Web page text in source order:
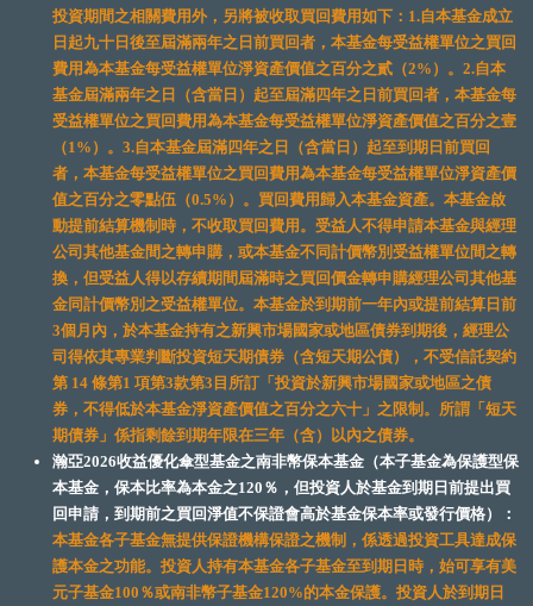
投資期間之相關費用外，另將被收取買回費用如下：1.自本基金成立
日起九十日後至屆滿兩年之日前買回者，本基金每受益權單位之買回
費用為本基金每受益權單位淨資產價值之百分之貳（2%）。2.自本
基金屆滿兩年之日（含當日）起至屆滿四年之日前買回者，本基金每
受益權單位之買回費用為本基金每受益權單位淨資產價值之百分之壹
（1%）。3.自本基金屆滿四年之日（含當日）起至到期日前買回
者，本基金每受益權單位之買回費用為本基金每受益權單位淨資產價
值之百分之零點伍（0.5%）。買回費用歸入本基金資產。本基金啟
動提前結算機制時，不收取買回費用。受益人不得申請本基金與經理
公司其他基金間之轉申購，或本基金不同計價幣別受益權單位間之轉
換，但受益人得以存續期間屆滿時之買回價金轉申購經理公司其他基
金同計價幣別之受益權單位。本基金於到期前一年內或提前結算日前
3個月內，於本基金持有之新興市場國家或地區債券到期後，經理公
司得依其專業判斷投資短天期債券（含短天期公債），不受信託契約
第 14 條第1 項第3款第3目所訂「投資於新興市場國家或地區之債
券，不得低於本基金淨資產價值之百分之六十」之限制。所謂「短天
期債券」係指剩餘到期年限在三年（含）以內之債券。
瀚亞2026收益優化傘型基金之南非幣保本基金（本子基金為保護型保
本基金，保本比率為本金之120％，但投資人於基金到期日前提出買
回申請，到期前之買回淨值不保證會高於基金保本率或發行價格）：
本基金各子基金無提供保證機構保證之機制，係透過投資工具達成保
護本金之功能。投資人持有本基金各子基金至到期日時，始可享有美
元子基金100％或南非幣子基金120%的本金保護。投資人於到期日